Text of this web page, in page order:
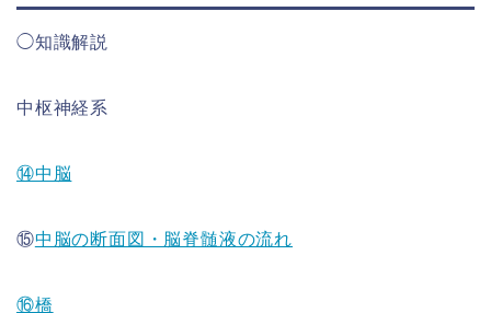
◯知識解説
中枢神経系
⑭中脳
⑮中脳の断面図・脳脊髄液の流れ
⑯橋